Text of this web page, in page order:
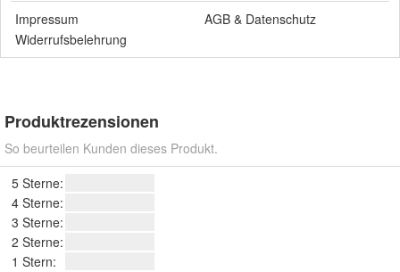
Impressum
AGB & Datenschutz
Widerrufsbelehrung
Produktrezensionen
So beurteilen Kunden dieses Produkt.
5 Sterne:
4 Sterne:
3 Sterne:
2 Sterne:
1 Stern: